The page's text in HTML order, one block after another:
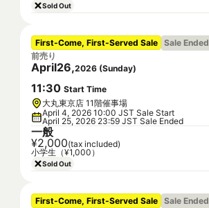
Sold Out
First-Come, First-Served Sale Sale Ended
前売り
April26,2026 (Sunday)
11:30 Start Time
大丸東京店 11階催事場
April 4, 2026 10:00 JST Sale Start
April 25, 2026 23:59 JST Sale Ended
一般
¥2,000(tax included)
小学生（¥1,000）
Sold Out
First-Come, First-Served Sale Sale Ended